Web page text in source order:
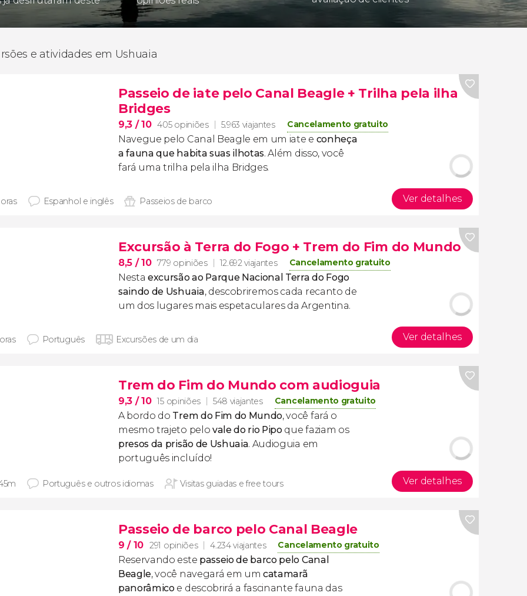
e atividades em Ushuaia
Passeio de iate pelo Canal Beagle + Trilha pela ilha
Bridges
9,3 / 10 405 opiniões 5.963 viajantes Cancelamento gratuito
Navegue pelo Canal Beagle em um iate e conheça
a fauna que habita suas ilhotas. Além disso, você
fará uma trilha pela ilha Bridges.
Espanhol e inglês Passeios de barco Ver detalhes
Excursão à Terra do Fogo + Trem do Fim do Mundo
8,5 / 10 779 opiniões 12.692 viajantes Cancelamento gratuito
Nestaexcursão ao Parque Nacional Terra do Fogo
saindo de Ushuaia, descobriremos cada recanto de
um dos lugares mais espetaculares da Argentina.
Português Excursões de um dia Ver detalhes
Trem do Fim do Mundo com audioguia
9,3 / 10 15 opiniões 548 viajantes Cancelamento gratuito
A bordo do Trem do Fim do Mundo, você fará o
mesmo trajeto pelo vale do rio Pipoque faziam os
presos da prisão de Ushuaia. Audioguia em
português incluído!
Português e outros idiomas Visitas guiadas e free tours Ver detalhes
Passeio de barco pelo Canal Beagle
9/ 10 291 opiniões 4.234 viajantes Cancelamento gratuito
Reservando este passeio de barco pelo Canal
Beagle, você navegará em umcatamarã
panorâmicoe descobrirá a fascinante fauna das